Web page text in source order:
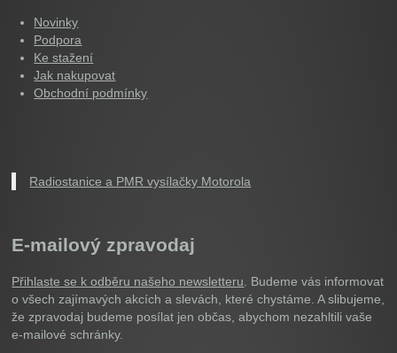
Novinky
Podpora
Ke stažení
Jak nakupovat
Obchodní podmínky
Radiostanice a PMR vysílačky Motorola
E-mailový zpravodaj
Přihlaste se k odběru našeho newsletteru . Budeme vás informovat
o všech zajímavých akcích a slevách, které chystáme. A slibujeme,
že zpravodaj budeme posílat jen občas, abychom nezahltili vaše
e-mailové schránky.